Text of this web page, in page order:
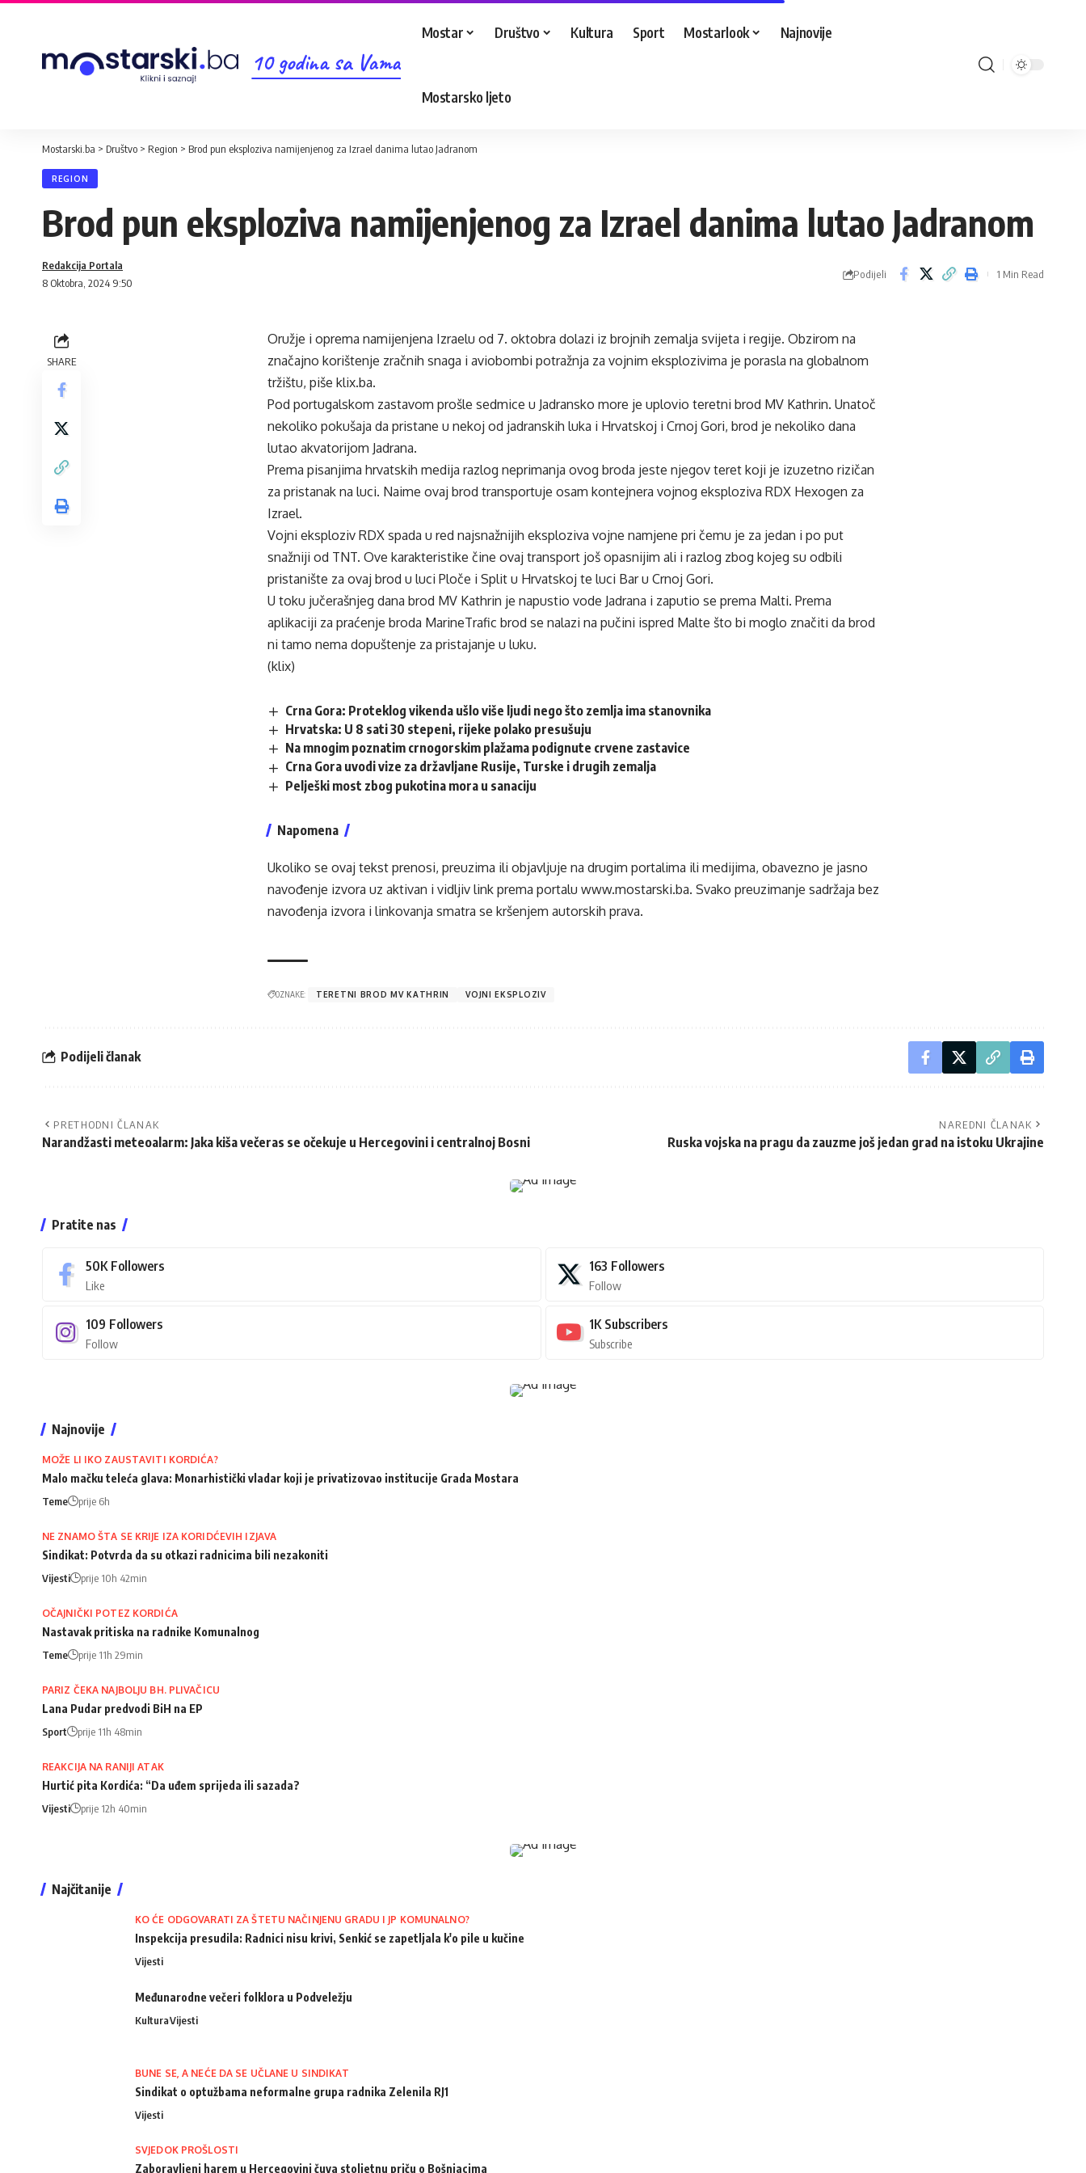
10 godina sa Vama
Mostar Društvo Kultura Sport Mostarlook Najnovije
Mostarsko ljeto
Mostarski.ba > Društvo > Region > Brod pun eksploziva namijenjenog za Izrael danima lutao Jadranom
REGION
Brod pun eksploziva namijenjenog za Izrael danima lutao Jadranom
8 Oktobra, 2024 9:50
Redakcija Portala
Podijeli 1 Min Read
SHARE
Oružje i oprema namijenjena Izraelu od 7. oktobra dolazi iz brojnih zemalja svijeta i regije. Obzirom na
značajno korištenje zračnih snaga i aviobombi potražnja za vojnim eksplozivima je porasla na globalnom
tržištu, piše klix.ba.
Pod portugalskom zastavom prošle sedmice u Jadransko more je uplovio teretni brod MV Kathrin. Unatoč
nekoliko pokušaja da pristane u nekoj od jadranskih luka i Hrvatskoj i Crnoj Gori, brod je nekoliko dana
lutao akvatorijom Jadrana.
Prema pisanjima hrvatskih medija razlog neprimanja ovog broda jeste njegov teret koji je izuzetno rizičan
za pristanak na luci. Naime ovaj brod transportuje osam kontejnera vojnog eksploziva RDX Hexogen za
Izrael.
Vojni eksploziv RDX spada u red najsnažnijih eksploziva vojne namjene pri čemu je za jedan i po put
snažniji od TNT. Ove karakteristike čine ovaj transport još opasnijim ali i razlog zbog kojeg su odbili
pristanište za ovaj brod u luci Ploče i Split u Hrvatskoj te luci Bar u Crnoj Gori.
U toku jučerašnjeg dana brod MV Kathrin je napustio vode Jadrana i zaputio se prema Malti. Prema
aplikaciji za praćenje broda MarineTrafic brod se nalazi na pučini ispred Malte što bi moglo značiti da brod
ni tamo nema dopuštenje za pristajanje u luku.
(klix)
Crna Gora: Proteklog vikenda ušlo više ljudi nego što zemlja ima stanovnika
Hrvatska: U 8 sati 30 stepeni, rijeke polako presušuju
Na mnogim poznatim crnogorskim plažama podignute crvene zastavice
Crna Gora uvodi vize za državljane Rusije, Turske i drugih zemalja
Pelješki most zbog pukotina mora u sanaciju
Napomena
Ukoliko se ovaj tekst prenosi, preuzima ili objavljuje na drugim portalima ili medijima, obavezno je jasno
navođenje izvora uz aktivan i vidljiv link prema portalu www.mostarski.ba. Svako preuzimanje sadržaja bez
navođenja izvora i linkovanja smatra se kršenjem autorskih prava.
OZNAKE: TERETNI BROD MV KATHRIN VOJNI EKSPLOZIV
Podijeli članak
PRETHODNI ČLANAK
Narandžasti meteoalarm: Jaka kiša večeras se očekuje u Hercegovini i centralnoj Bosni
NAREDNI ČLANAK
Ruska vojska na pragu da zauzme još jedan grad na istoku Ukrajine
Pratite nas
50K Followers
Like
163 Followers
Follow
109 Followers
Follow
1K Subscribers
Subscribe
Najnovije
MOŽE LI IKO ZAUSTAVITI KORDIĆA?
Malo mačku teleća glava: Monarhistički vladar koji je privatizovao institucije Grada Mostara
Teme prije 6h
NE ZNAMO ŠTA SE KRIJE IZA KORIDĆEVIH IZJAVA
Sindikat: Potvrda da su otkazi radnicima bili nezakoniti
Vijesti prije 10h 42min
OČAJNIČKI POTEZ KORDIĆA
Nastavak pritiska na radnike Komunalnog
Teme prije 11h 29min
PARIZ ČEKA NAJBOLJU BH. PLIVAČICU
Lana Pudar predvodi BiH na EP
Sport prije 11h 48min
REAKCIJA NA RANIJI ATAK
Hurtić pita Kordića: “Da uđem sprijeda ili sazada?
Vijesti prije 12h 40min
Najčitanije
KO ĆE ODGOVARATI ZA ŠTETU NAČINJENU GRADU I JP KOMUNALNO?
Inspekcija presudila: Radnici nisu krivi, Senkić se zapetljala k'o pile u kučine
Vijesti
Međunarodne večeri folklora u Podveležju
KulturaVijesti
BUNE SE, A NEĆE DA SE UČLANE U SINDIKAT
Sindikat o optužbama neformalne grupa radnika Zelenila RJ1
Vijesti
SVJEDOK PROŠLOSTI
Zaboravljeni harem u Hercegovini čuva stoljetnu priču o Bošnjacima